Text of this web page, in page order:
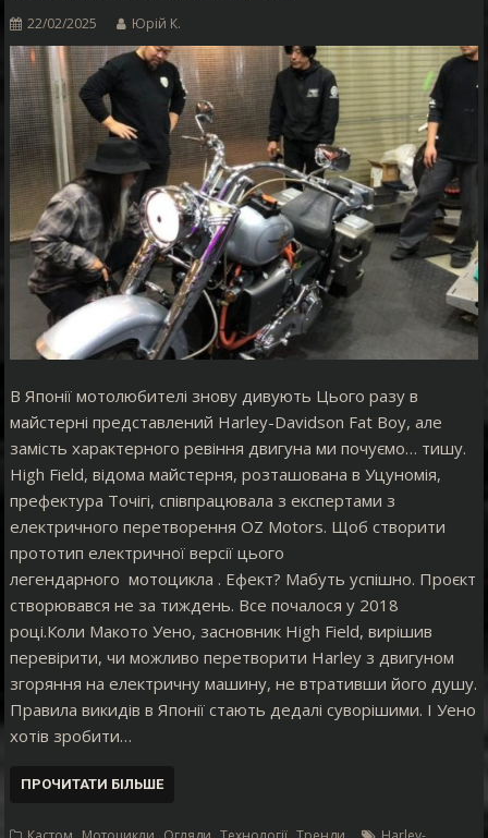
22/02/2025 Юрій К.
В Японії мотолюбителі знову дивують Цього разу в
майстерні представлений Harley-Davidson Fat Boy, але
замість характерного ревіння двигуна ми почуємо… тишу.
High Field, відома майстерня, розташована в Уцуномія,
префектура Точігі, співпрацювала з експертами з
електричного перетворення OZ Motors. Щоб створити
прототип електричної версії цього
легендарного мотоцикла . Ефект? Мабуть успішно. Проєкт
створювався не за тиждень. Все почалося у 2018
році.Коли Макото Уено, засновник High Field, вирішив
перевірити, чи можливо перетворити Harley з двигуном
згоряння на електричну машину, не втративши його душу.
Правила викидів в Японії стають дедалі суворішими. І Уено
хотів зробити…
ПРОЧИТАТИ БІЛЬШЕ